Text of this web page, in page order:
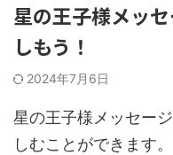
星の王子様メッ
しもう！
2024年7月6日
星の王子様メッセー
しむことができます。